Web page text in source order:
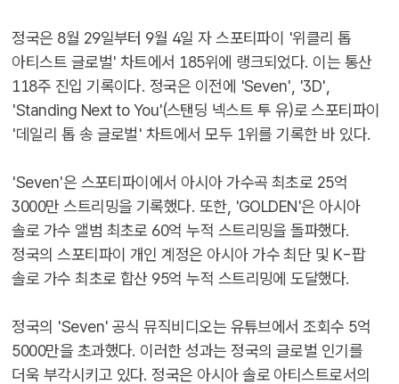
정국은 8월 29일부터 9월 4일 자 스포티파이 '위클리 톱
아티스트 글로벌' 차트에서 185위에 랭크되었다. 이는 통산
118주 진입 기록이다. 정국은 이전에 'Seven', '3D',
'Standing Next to You'(스탠딩 넥스트 투 유)로 스포티파이
'데일리 톱 송 글로벌' 차트에서 모두 1위를 기록한 바 있다.
'Seven'은 스포티파이에서 아시아 가수곡 최초로 25억
3000만 스트리밍을 기록했다. 또한, 'GOLDEN'은 아시아
솔로 가수 앨범 최초로 60억 누적 스트리밍을 돌파했다.
정국의 스포티파이 개인 계정은 아시아 가수 최단 및 K-팝
솔로 가수 최초로 합산 95억 누적 스트리밍에 도달했다.
정국의 'Seven' 공식 뮤직비디오는 유튜브에서 조회수 5억
5000만을 초과했다. 이러한 성과는 정국의 글로벌 인기를
더욱 부각시키고 있다. 정국은 아시아 솔로 아티스트로서의